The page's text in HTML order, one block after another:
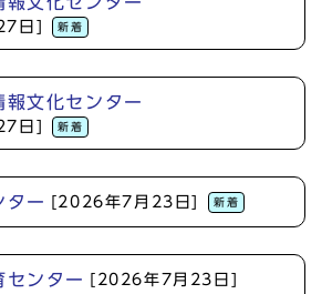
日] 新着
報文化センター
日] 新着
ター [2026年7月23日] 新着
センター [2026年7月23日]